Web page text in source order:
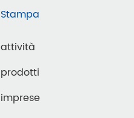
Stampa
attività
prodotti
imprese